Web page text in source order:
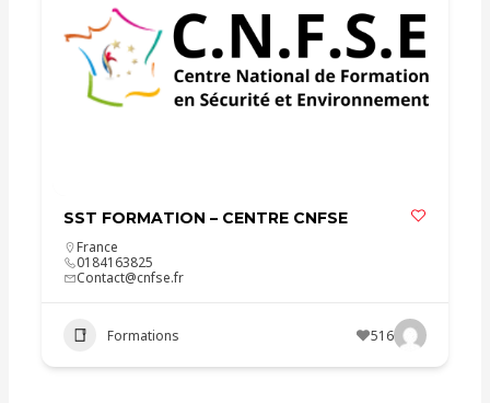
SST FORMATION – CENTRE CNFSE
France
0184163825
Contact@cnfse.fr
Formations 516